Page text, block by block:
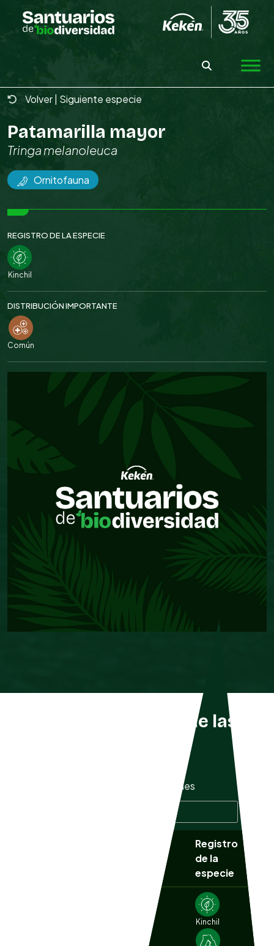
Volver Siguiente especie
Patamarilla mayor
Tringa melanoleuca
Ornitofauna
REGISTRO DE LA ESPECIE
Kinchil
DISTRIBUCIÓN IMPORTANTE
Común
Listado completo de las
especies
Registro
de la
especie
Kinchil